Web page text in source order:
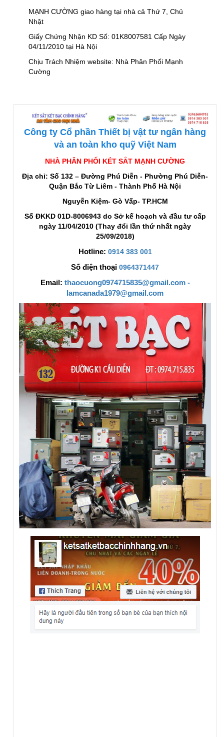
MẠNH CƯỜNG giao hàng tại nhà cả Thứ 7, Chủ
Nhật
Giấy Chứng Nhận KD Số: 01K8007581 Cấp Ngày
04/11/2010 tại Hà Nội
Chịu Trách Nhiệm website: Nhà Phân Phối Mạnh
Cường
Công ty Cổ phần Thiết bị vật tư ngân hàng
và an toàn kho quỹ Việt Nam
NHÀ PHÂN PHỐI KÉT SẮT MẠNH CƯỜNG
Địa chỉ: Số 132 – Đường Phú Diễn - Phường Phú Diễn-
Quận Bắc Từ Liêm - Thành Phố Hà Nội
Nguyễn Kiệm- Gò Vấp- TP.HCM
Số ĐKKD 01D-8006943 do Sở kế hoạch và đầu tư cấp
ngày 11/04/2010 (Thay đổi lần thứ nhất ngày
25/09/2018)
Hotline: 0914 383 001
Số điện thoại 0964371447
Email: thaocuong0974715835@gmail.com -
lamcanada1979@gmail.com